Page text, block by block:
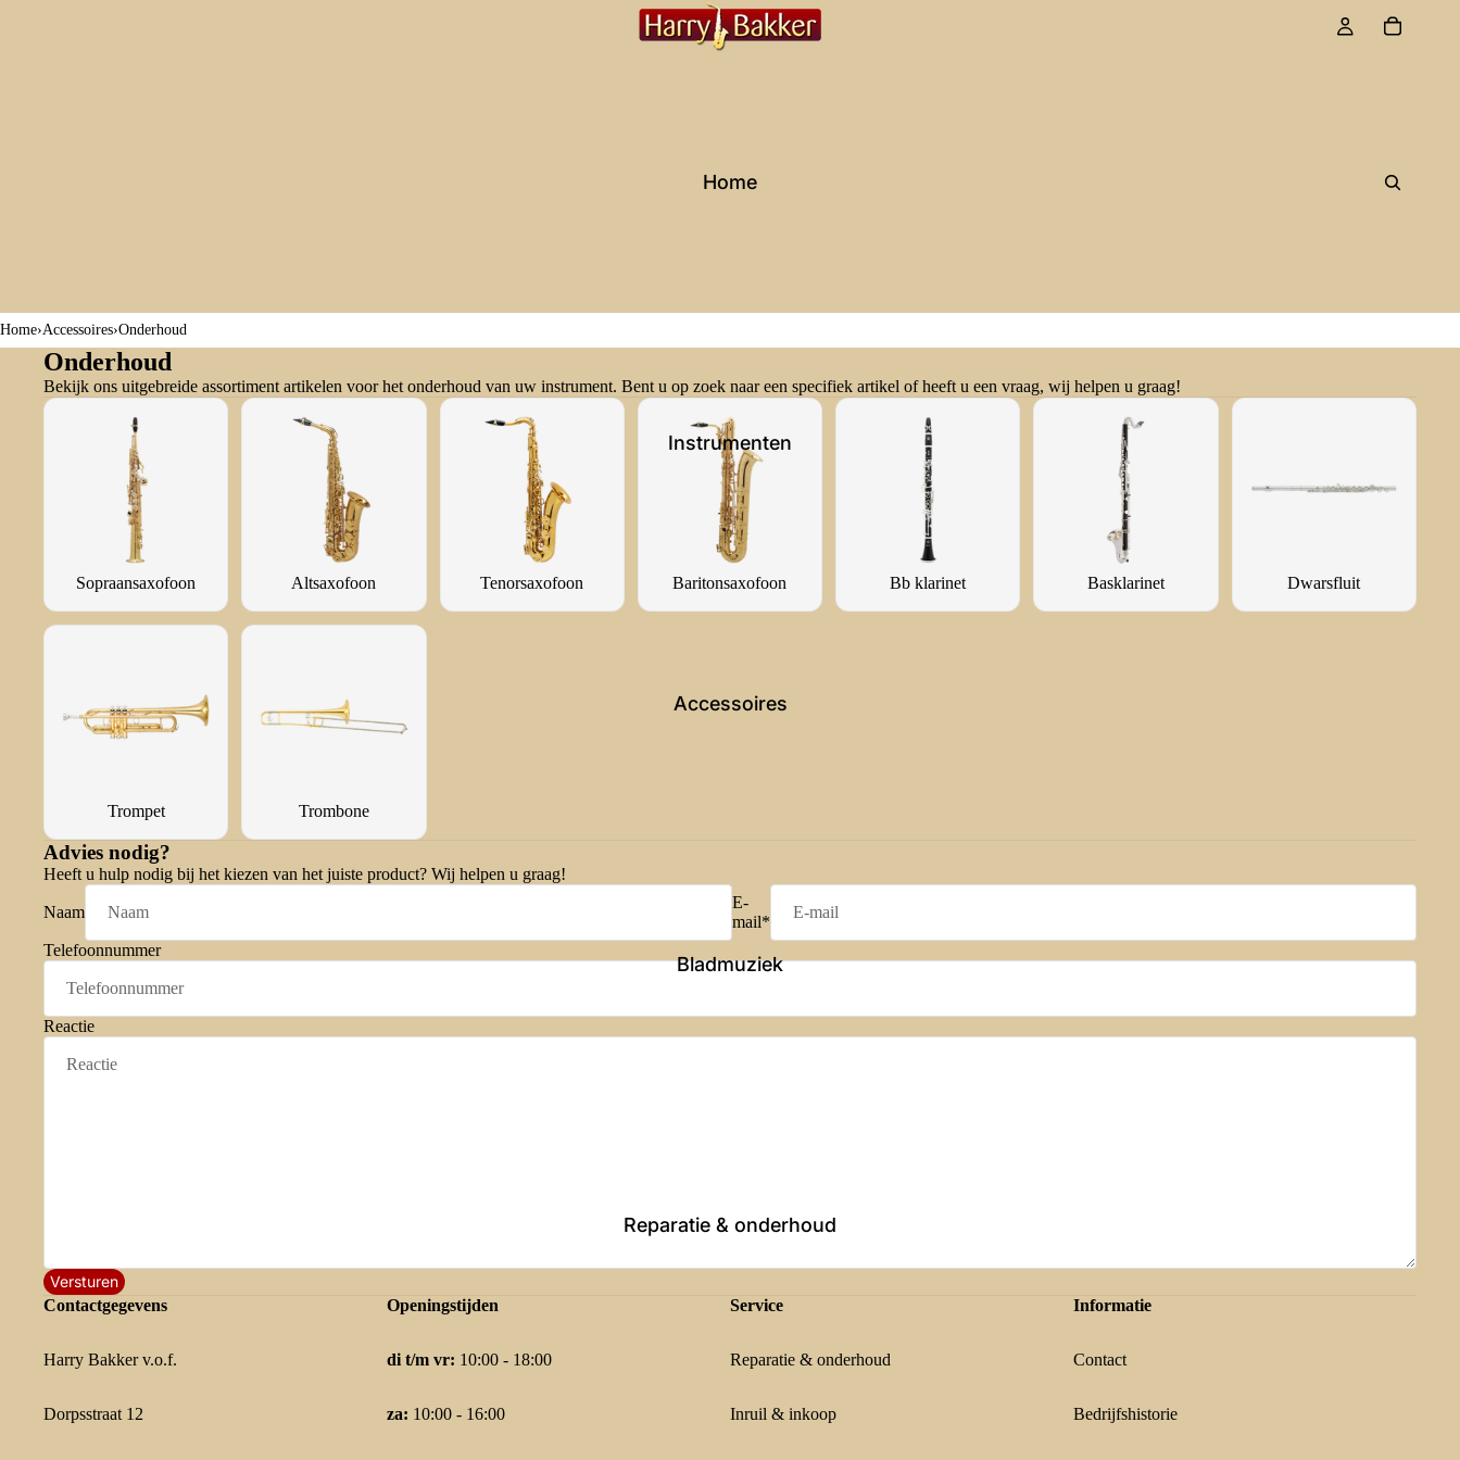
Home
Instrumenten
Accessoires
Bladmuziek
Reparatie & onderhoud
Home›Accessoires›Onderhoud
Onderhoud
Bekijk ons uitgebreide assortiment artikelen voor het onderhoud van uw instrument. Bent u op zoek naar een specifiek artikel of heeft u een vraag, wij helpen u graag!
Sopraansaxofoon Altsaxofoon Tenorsaxofoon Baritonsaxofoon Bb klarinet Basklarinet Dwarsfluit
Trompet Trombone
Advies nodig?
Heeft u hulp nodig bij het kiezen van het juiste product? Wij helpen u graag!
Naam
E-
mail*
Telefoonnummer
Reactie
Versturen
Contactgegevens
Harry Bakker v.o.f.
Dorpsstraat 12
Openingstijden
di t/m vr: 10:00 - 18:00
za: 10:00 - 16:00
Service
Reparatie & onderhoud
Inruil & inkoop
Informatie
Contact
Bedrijfshistorie